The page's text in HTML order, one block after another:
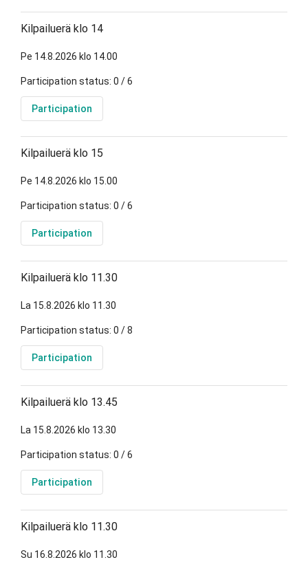
Kilpailuerä klo 14
Pe 14.8.2026 klo 14.00
Participation status: 0 / 6
Participation
Kilpailuerä klo 15
Pe 14.8.2026 klo 15.00
Participation status: 0 / 6
Participation
Kilpailuerä klo 11.30
La 15.8.2026 klo 11.30
Participation status: 0 / 8
Participation
Kilpailuerä klo 13.45
La 15.8.2026 klo 13.30
Participation status: 0 / 6
Participation
Kilpailuerä klo 11.30
Su 16.8.2026 klo 11.30